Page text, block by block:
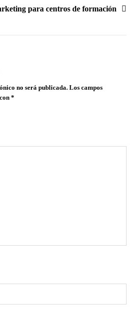
para centros de formación
no será publicada. Los campos
*